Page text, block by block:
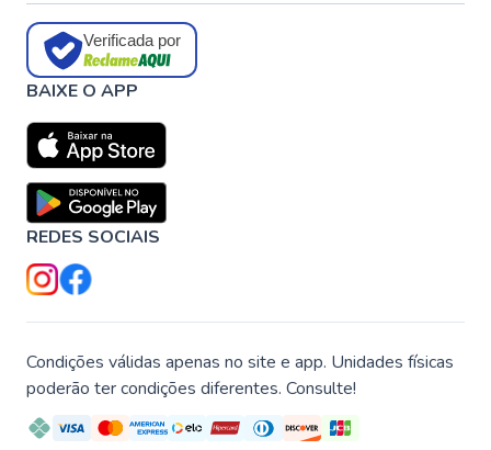
Verificada por
BAIXE O APP
REDES SOCIAIS
Condições válidas apenas no site e app. Unidades físicas
poderão ter condições diferentes. Consulte!